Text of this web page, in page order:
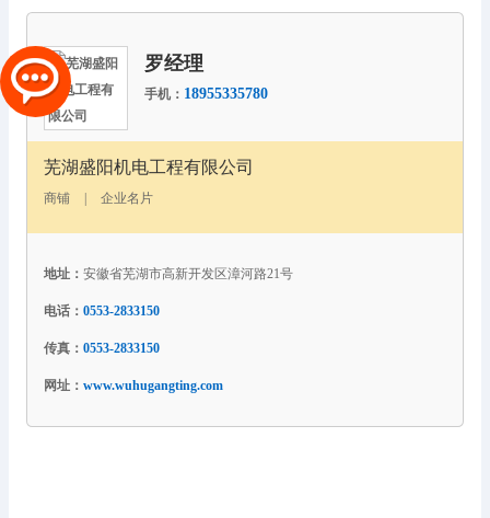
罗经理
手机： 18955335780
芜湖盛阳机电工程有限公司
商铺 企业名片
地址： 安徽省芜湖市高新开发区漳河路21号
电话： 0553-2833150
传真： 0553-2833150
网址： www.wuhugangting.com